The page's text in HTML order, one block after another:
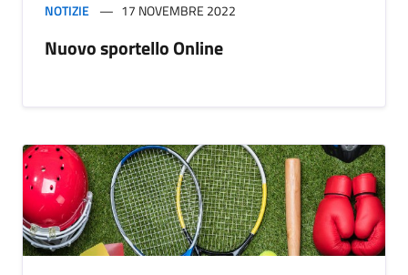
NOTIZIE 17 NOVEMBRE 2022
Nuovo sportello Online